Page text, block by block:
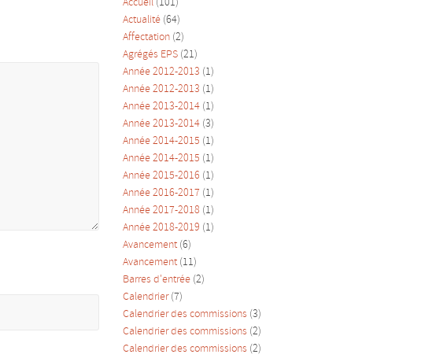
Accueil (101)
Actualité (64)
Affectation (2)
Agrégés EPS (21)
Année 2012-2013 (1)
Année 2012-2013 (1)
Année 2013-2014 (1)
Année 2013-2014 (3)
Année 2014-2015 (1)
Année 2014-2015 (1)
Année 2015-2016 (1)
Année 2016-2017 (1)
Année 2017-2018 (1)
Année 2018-2019 (1)
Avancement (6)
Avancement (11)
Barres d'entrée (2)
Calendrier(7)
Calendrier des commissions (3)
Calendrier des commissions (2)
Calendrier des commissions (2)